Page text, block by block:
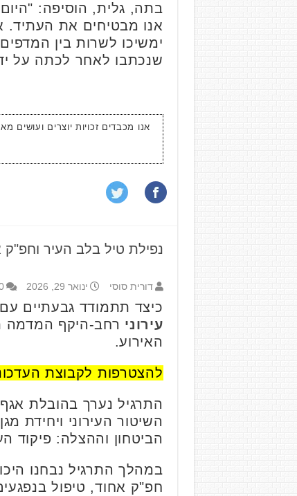
בתה, גלית, הוסיפה:
אנו מבטיחים את העתיד.
ימשיכו לשרות בין
שנכתבו לאחר לכתה על
אנו מכבדים זכויות יוצרים
נפילת טיל בלב העיר
דורית סוסי ינואר 29, 2026
כיצד תתמודד גבעתיים עם
עירוני רחב-היקף המדמה
האירוע.
להצטרפות לקבוצת
התרגיל נערך בהובלת
השיטור העירוני ויחידת
הביטחון וההצלה: פיקוד
במהלך התרגיל נבחנו
חפ"ק אחוד, טיפול